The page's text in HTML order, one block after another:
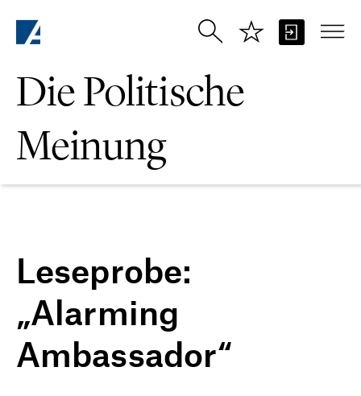
Die Politische
Meinung
Leseprobe:
„Alarming
Ambassador“